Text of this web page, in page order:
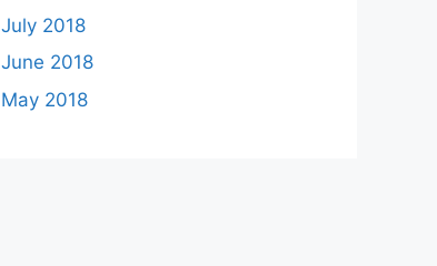
July 2018
June 2018
May 2018